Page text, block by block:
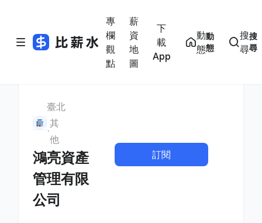
專
欄
觀
點
薪
資
地
圖
下
載
App
動
態
動
態
搜
尋
搜
尋
臺北
其
他
鴻亮資產
管理有限
公司
訂閱